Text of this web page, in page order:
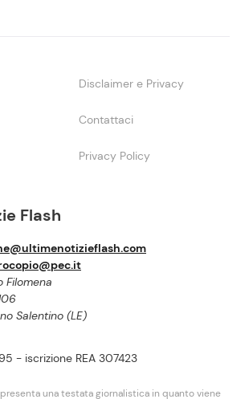
Flash
Filomena
Salentino (LE)
- iscrizione REA 307423
una testata giornalistica in quanto viene
Disclaimer e Privacy
Contattaci
Privacy Policy